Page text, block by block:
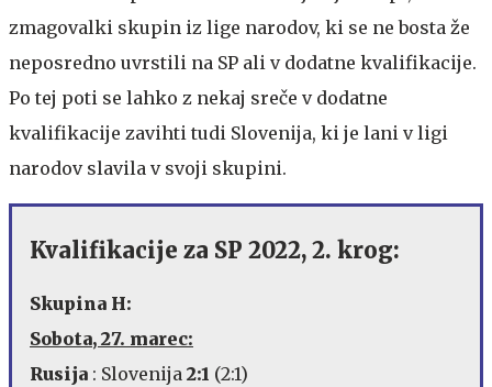
zmagovalki skupin iz lige narodov, ki se ne bosta že
neposredno uvrstili na SP ali v dodatne kvalifikacije.
Po tej poti se lahko z nekaj sreče v dodatne
kvalifikacije zavihti tudi Slovenija, ki je lani v ligi
narodov slavila v svoji skupini.
Kvalifikacije za SP 2022, 2. krog:
Skupina H:
Sobota, 27. marec:
Rusija : Slovenija 2:1 (2:1)